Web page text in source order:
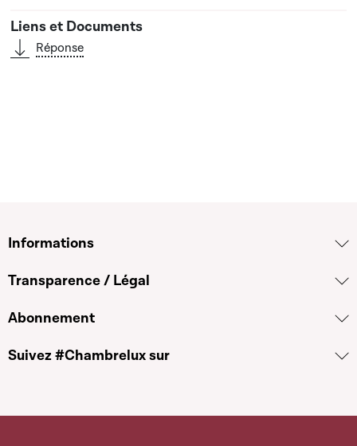
Réponse
Informations
Transparence / Légal
Abonnement
Suivez #Chambrelux sur